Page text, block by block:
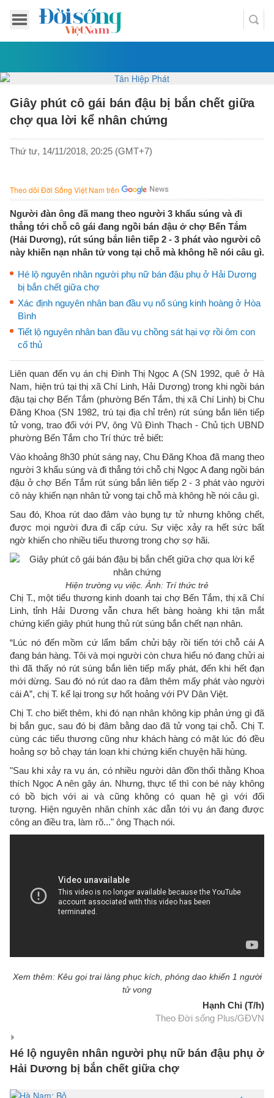
Giây phút cô gái bán đậu bị bắn chết giữa
chợ qua lời kể nhân chứng
Thứ tư, 14/11/2018, 20:25 (GMT+7)
Theo dõi Đời Sống Việt Nam trên
Người đàn ông đã mang theo người 3 khẩu súng và đi
thẳng tới chỗ cô gái đang ngồi bán đậu ở chợ Bến Tắm
(Hải Dương), rút súng bắn liên tiếp 2 - 3 phát vào người cô
này khiến nạn nhân tử vong tại chỗ mà không hề nói câu gì.
Hé lộ nguyên nhân người phụ nữ bán đậu phụ ở Hải Dương
bị bắn chết giữa chợ
Xác định nguyên nhân ban đầu vụ nổ súng kinh hoàng ở Hòa
Bình
Tiết lộ nguyên nhân ban đầu vụ chồng sát hại vợ rồi ôm con
cố thủ
Liên quan đến vụ án chị Đinh Thị Ngọc A (SN 1992, quê ở Hà
Nam, hiện trú tại thị xã Chí Linh, Hải Dương) trong khi ngồi bán
đậu tại chợ Bến Tắm (phường Bến Tắm, thị xã Chí Linh) bị Chu
Đăng Khoa (SN 1982, trú tại địa chỉ trên) rút súng bắn liên tiếp
tử vong, trao đổi với PV, ông Vũ Đình Thạch - Chủ tịch UBND
phường Bến Tắm cho Trí thức trẻ biết:
Vào khoảng 8h30 phút sáng nay, Chu Đăng Khoa đã mang theo
người 3 khẩu súng và đi thẳng tới chỗ chị Ngọc A đang ngồi bán
đậu ở chợ Bến Tắm rút súng bắn liên tiếp 2 - 3 phát vào người
cô này khiến nạn nhân tử vong tại chỗ mà không hề nói câu gì.
Sau đó, Khoa rút dao đâm vào bụng tự tử nhưng không chết,
được mọi người đưa đi cấp cứu. Sự việc xảy ra hết sức bất
ngờ khiến cho nhiều tiểu thương trong chợ sợ hãi.
Hiện trường vụ việc. Ảnh: Trí thức trẻ
Chị T., một tiểu thương kinh doanh tại chợ Bến Tắm, thị xã Chí
Linh, tỉnh Hải Dương vẫn chưa hết bàng hoàng khi tận mắt
chứng kiến giây phút hung thủ rút súng bắn chết nạn nhân.
“Lúc nó đến mồm cứ lẩm bẩm chửi bậy rồi tiến tới chỗ cái A
đang bán hàng. Tôi và mọi người còn chưa hiểu nó đang chửi ai
thì đã thấy nó rút súng bắn liên tiếp mấy phát, đến khi hết đạn
mới dừng. Sau đó nó rút dao ra đâm thêm mấy phát vào người
cái A”, chị T. kể lại trong sự hốt hoảng với PV Dân Việt.
Chị T. cho biết thêm, khi đó nạn nhân không kịp phản ứng gì đã
bị bắn gục, sau đó bị đâm bằng dao đã tử vong tại chỗ. Chị T.
cùng các tiểu thương cũng như khách hàng có mặt lúc đó đều
hoảng sợ bỏ chạy tán loạn khi chứng kiến chuyện hãi hùng.
"Sau khi xảy ra vụ án, có nhiều người dân đồn thổi thằng Khoa
thích Ngọc A nên gây án. Nhưng, thực tế thì con bé này không
có bồ bịch với ai và cũng không có quan hệ gì với đối
tượng. Hiện nguyên nhân chính xác dẫn tới vụ án đang được
công an điều tra, làm rõ..." ông Thạch nói.
Xem thêm: Kêu gọi trai làng phục kích, phóng dao khiến 1 người
tử vong
Hạnh Chi (T/h)
Theo Đời sống Plus/GĐVN
Hé lộ nguyên nhân người phụ nữ bán đậu phụ ở
Hải Dương bị bắn chết giữa chợ